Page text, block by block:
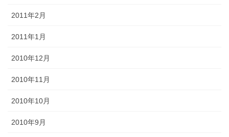
2011年2月
2011年1月
2010年12月
2010年11月
2010年10月
2010年9月